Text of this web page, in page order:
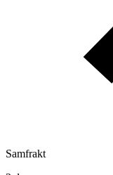
Samfrakt